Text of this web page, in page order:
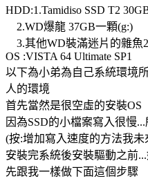
HDD:1.Tamidiso SSD T2
2.WD爆龍 37GB一顆(g:)
3.其他WD裝滿迷片的雜魚
OS :VISTA 64 Ultimate SP1
以下為小弟為自己系統環境
人的環境
首先當然是很空虛的安裝OS
因為SSD的小檔案寫入很慢
(按:增加寫入速度的方法我
安裝完系統後安裝驅動之前
先跟我一樣做下面這個步驟